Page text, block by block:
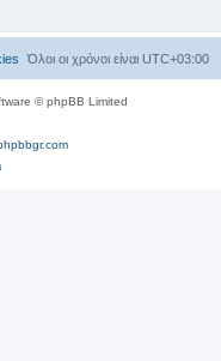
σ
Όλοι οι χρόνοι είναι UTC+03:00
© phpBB Limited